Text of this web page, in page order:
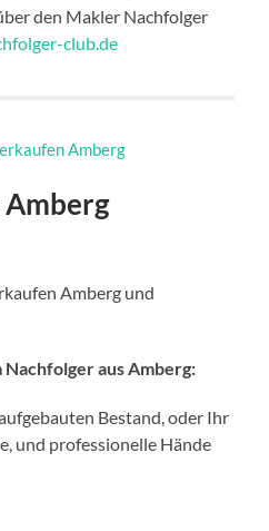
den Makler Nachfolger
club.de
Amberg
Amberg und
aus Amberg:
Bestand, oder Ihr
und professionelle Hände